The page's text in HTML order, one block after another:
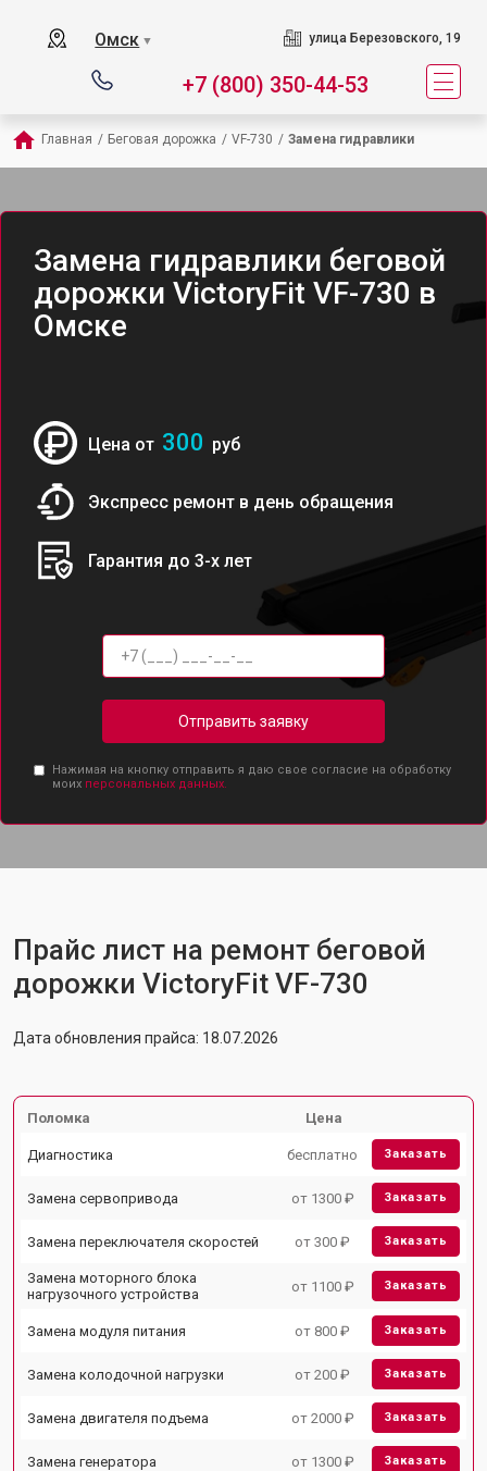
Омск ▼ улица Березовского, 19
+7 (800) 350-44-53
Главная / Беговая дорожка / VF-730 / Замена гидравлики
Замена гидравлики беговой
дорожки VictoryFit VF-730 в
Омске
Цена от 300 руб
Экспресс ремонт в день обращения
Гарантия до 3-х лет
Отправить заявку
Нажимая на кнопку отправить я даю свое согласие на обработку
моих персональных данных.
Прайс лист на ремонт беговой
дорожки VictoryFit VF-730
Дата обновления прайса: 18.07.2026
Поломка Цена
Диагностика бесплатно Заказать
Замена сервопривода от 1300 ₽ Заказать
Замена переключателя скоростей от 300 ₽ Заказать
Замена моторного блока
нагрузочного устройства
от 1100 ₽ Заказать
Замена модуля питания от 800 ₽ Заказать
Замена колодочной нагрузки от 200 ₽ Заказать
Замена двигателя подъема от 2000 ₽ Заказать
Замена генератора от 1300 ₽ Заказать